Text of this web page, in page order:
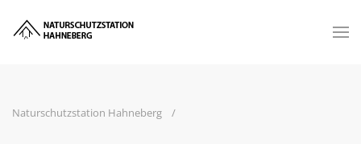
Naturschutzstation Hahneberg